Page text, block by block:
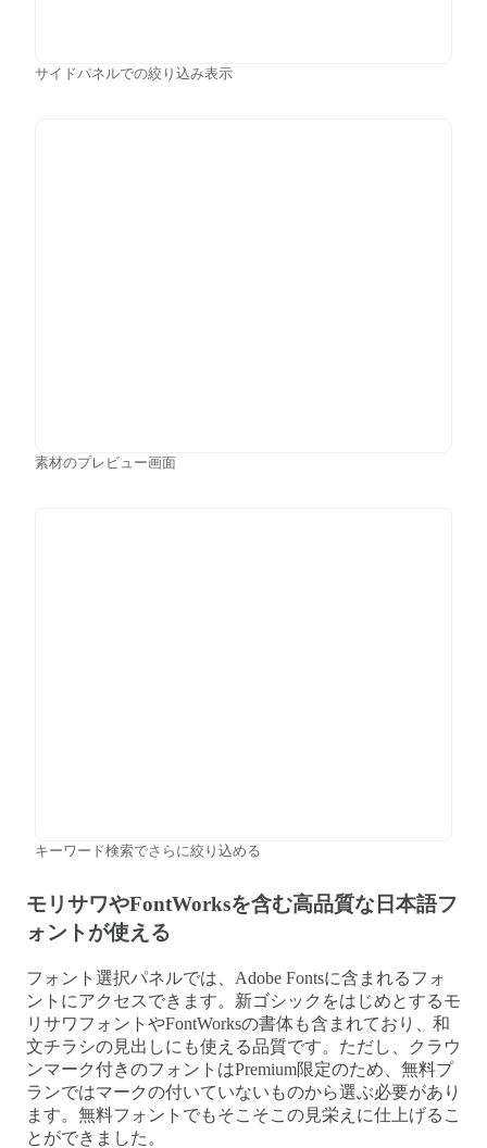
サイドパネルでの絞り込み表示
素材のプレビュー画面
キーワード検索でさらに絞り込める
モリサワやFontWorksを含む高品質な日本語フ
ォントが使える
フォント選択パネルでは、Adobe Fontsに含まれるフォ
ントにアクセスできます。新ゴシックをはじめとするモ
リサワフォントやFontWorksの書体も含まれており、和
文チラシの見出しにも使える品質です。ただし、クラウ
ンマーク付きのフォントはPremium限定のため、無料プ
ランではマークの付いていないものから選ぶ必要があり
ます。無料フォントでもそこそこの見栄えに仕上げるこ
とができました。